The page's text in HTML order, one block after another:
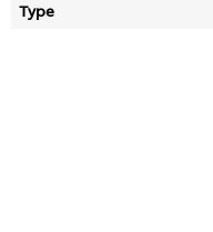
Type